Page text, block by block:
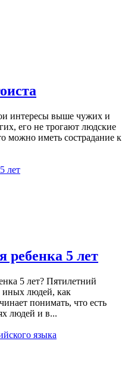
интересы выше чужих и
его не трогают людские
можно иметь сострадание к
ребенка 5 лет
5 лет? Пятилетний
иных людей, как
понимать, что есть
людей и в...